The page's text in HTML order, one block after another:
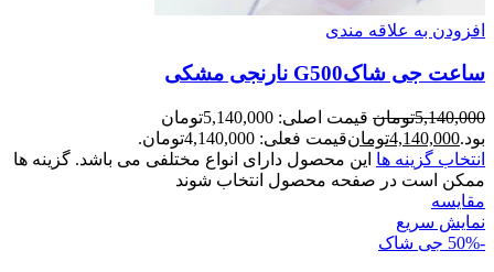
افزودن به علاقه مندی
ساعت جی شاکG500 نارنجی مشکی
5,140,000تومان
قیمت اصلی: 5,140,000تومان
بود.4,140,000تومانقیمت فعلی: 4,140,000تومان.
انتخاب گزینه ها این محصول دارای انواع مختلفی می باشد. گزینه ها
ممکن است در صفحه محصول انتخاب شوند
مقايسه
نمایش سریع
-50%
جی شاک